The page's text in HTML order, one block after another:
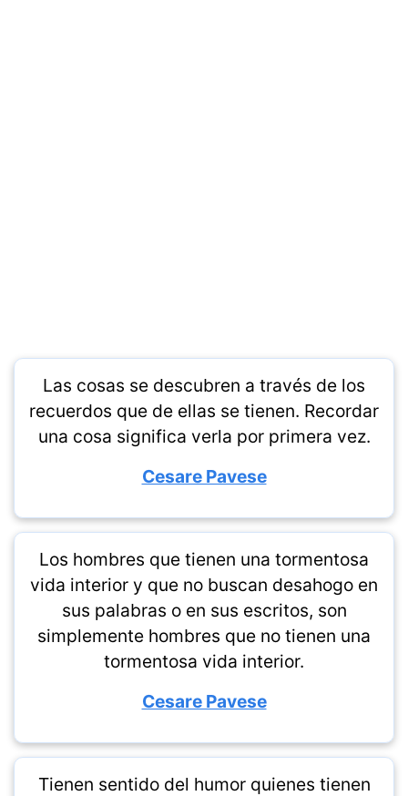
Las cosas se descubren a través de los
recuerdos que de ellas se tienen. Recordar
una cosa significa verla por primera vez.
Cesare Pavese
Los hombres que tienen una tormentosa
vida interior y que no buscan desahogo en
sus palabras o en sus escritos, son
simplemente hombres que no tienen una
tormentosa vida interior.
Cesare Pavese
Tienen sentido del humor quienes tienen